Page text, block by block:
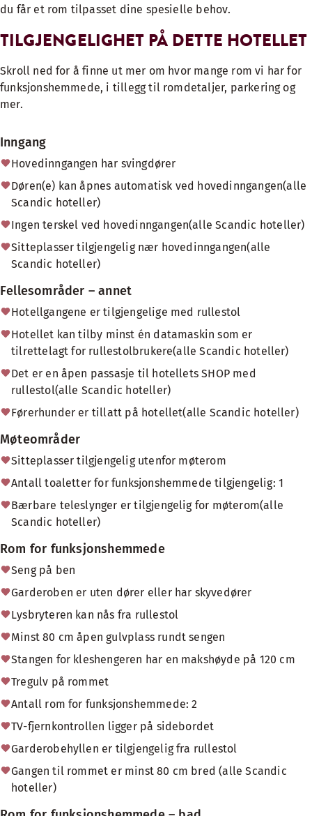
du får et rom tilpasset dine spesielle behov.
TILGJENGELIGHET PÅ DETTE HOTELLET
Skroll ned for å finne ut mer om hvor mange rom vi har for
funksjonshemmede, i tillegg til romdetaljer, parkering og
mer.
Inngang
Hovedinngangen har svingdører
Døren(e) kan åpnes automatisk ved hovedinngangen(alle
Scandic hoteller)
Ingen terskel ved hovedinngangen(alle Scandic hoteller)
Sitteplasser tilgjengelig nær hovedinngangen(alle
Scandic hoteller)
Fellesområder – annet
Hotellgangene er tilgjengelige med rullestol
Hotellet kan tilby minst én datamaskin som er
tilrettelagt for rullestolbrukere(alle Scandic hoteller)
Det er en åpen passasje til hotellets SHOP med
rullestol(alle Scandic hoteller)
Førerhunder er tillatt på hotellet(alle Scandic hoteller)
Møteområder
Sitteplasser tilgjengelig utenfor møterom
Antall toaletter for funksjonshemmede tilgjengelig: 1
Bærbare teleslynger er tilgjengelig for møterom(alle
Scandic hoteller)
Rom for funksjonshemmede
Seng på ben
Garderoben er uten dører eller har skyvedører
Lysbryteren kan nås fra rullestol
Minst 80 cm åpen gulvplass rundt sengen
Stangen for kleshengeren har en makshøyde på 120 cm
Tregulv på rommet
Antall rom for funksjonshemmede: 2
TV-fjernkontrollen ligger på sidebordet
Garderobehyllen er tilgjengelig fra rullestol
Gangen til rommet er minst 80 cm bred (alle Scandic
hoteller)